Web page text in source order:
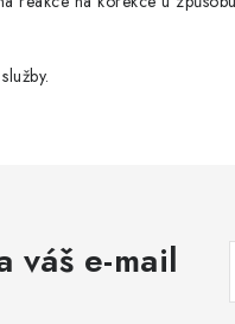
váš e-mail